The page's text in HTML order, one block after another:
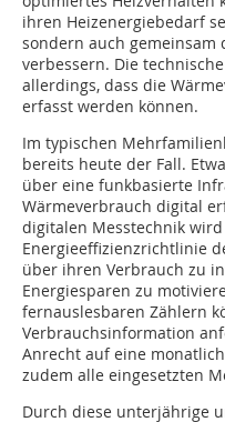
ihren Heizenergiebedarf
sondern auch gemeinsam
verbessern. Die
allerdings, dass die
erfasst werden können.
Im typischen
bereits heute der Fall.
über eine funkbasierte
Wärmeverbrauch digital
digitalen Messtechnik
Energieeffizienzrichtlinie
über ihren Verbrauch zu
Energiesparen zu
fernauslesbaren Zählern
Verbrauchsinformation
Anrecht auf eine
zudem alle eingesetzten
Durch diese unterjährige